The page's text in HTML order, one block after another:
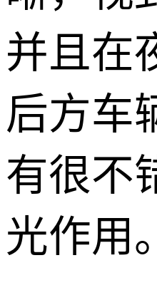
并且在
后方车
有很不
光作用。